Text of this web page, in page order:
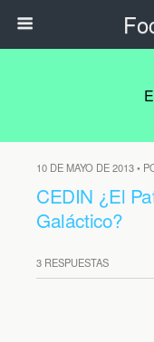
10 DE MAYO DE 2013 •
CEDIN ¿El
Galáctico?
3 RESPUESTAS